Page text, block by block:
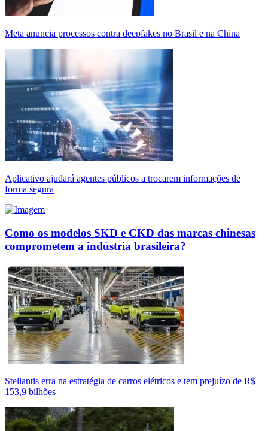
Meta anuncia processos contra deepfakes no Brasil e na China
Aplicativo ajudará agentes públicos a trocarem informações de
forma segura
Como os modelos SKD e CKD das marcas chinesas
comprometem a indústria brasileira?
Stellantis erra na estratégia de carros elétricos e tem prejuízo de R$
153,9 bilhões